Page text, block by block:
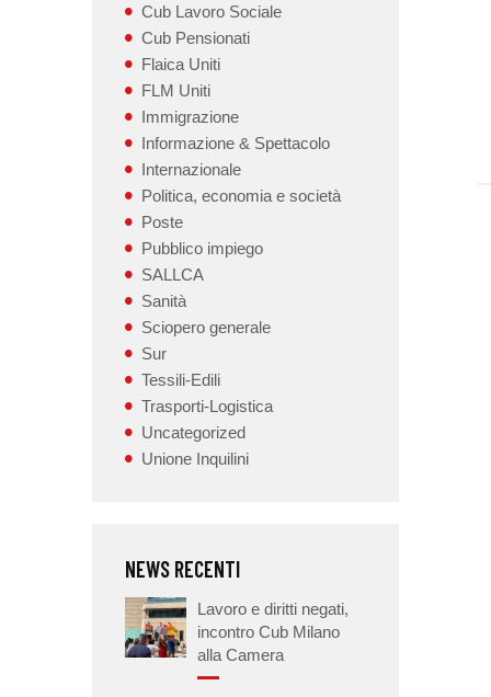
Cub Lavoro Sociale
Cub Pensionati
Flaica Uniti
FLM Uniti
Immigrazione
Informazione & Spettacolo
Internazionale
Politica, economia e società
Poste
Pubblico impiego
SALLCA
Sanità
Sciopero generale
Sur
Tessili-Edili
Trasporti-Logistica
Uncategorized
Unione Inquilini
NEWS RECENTI
Lavoro e diritti negati,
incontro Cub Milano
alla Camera